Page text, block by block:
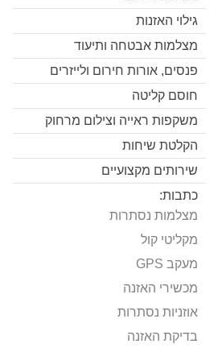
גילוי האזנות
מצלמות אבטחה ותיעוד
פנסים, אורות חירום ולייזרים
חוסם קליטה
משקפות ראייה וצילום מרחוק
הקלטת שיחות
שירותים מקצועיים
כתבות:
מצלמות נסתרות
מקליטי קול
מעקב GPS
מכשירי האזנה
אוזניות נסתרות
בדיקת האזנה